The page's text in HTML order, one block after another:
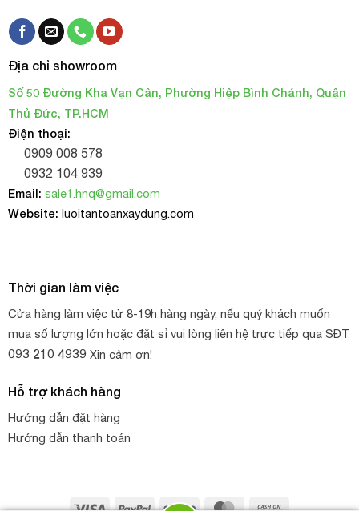
Địa chỉ showroom
Số 50 Đường Kha Vạn Cân, Phường Hiệp Bình Chánh, Quận
Thủ Đức, TP.HCM
Điện thoại:
0909 008 578
0932 104 939
Email: sale1.hnq@gmail.com
Website: luoitantoanxaydung.com
Thời gian làm việc
Cửa hàng làm việc từ 8-19h hàng ngày, nếu quý khách muốn
mua số lượng lớn hoặc đặt sỉ vui lòng liên hệ trực tiếp qua SĐT
093 210 4939 Xin cảm ơn!
Hỗ trợ khách hàng
Hướng dẫn đặt hàng
Hướng dẫn thanh toán
Visa PayPal Stripe MasterCard
Cash